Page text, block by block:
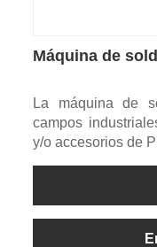
Máquina de
La máquina de
campos
y/o accesorios de